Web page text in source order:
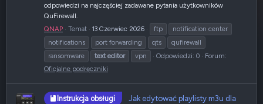
odpowiedzi na najczęściej zadawane pytania użytkowników
QuFirewall.
QNAP
Temat 13 Czerwiec 2026 ftp
notification center
notifications
port forwarding qts
qufirewall
ransomware
text editor vpn Odpowiedzi: 0
Forum:
Oficjalne podręczniki
Instrukcja obsługi
Jak edytować playlisty m3u dla